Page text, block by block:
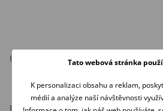
Ideální pro děti od prvních okamžiků
Doplňující informace:
Tato webová stránka
K personalizaci obsahu a reklam,
médií a analýze naší návštěvnosti